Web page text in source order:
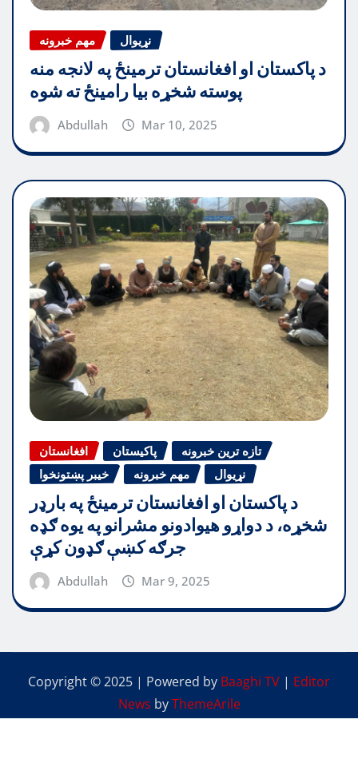
مهم خبرونه نړیوال
د پاکستان او افغانستان ترمینځ په لانجه منه
پوسته شخړه بیا رامینځ ته شوه
Abdullah Mar 10, 2025
افغانستان پاکیستان
تازه ترین خبرونه
خیبر پښتونخوا
مهم خبرونه نړیوال
د پاکستان او افغانستان ترمینځ په بارډر
شخړه، د دواړو هیوادونو مشرانو په یوه ګډه
جرګه کښې ګډون کړې
Abdullah Mar 9, 2025
Copyright © 2025 | Powered by Baaghi TV | Editor
News byThemeArile